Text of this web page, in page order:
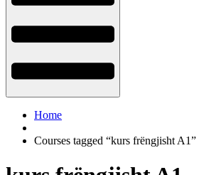
Home
Courses tagged “kurs frëngjisht A1”